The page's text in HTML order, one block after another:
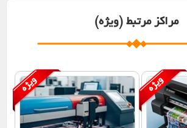
مراکز مرتبط (ویژه)